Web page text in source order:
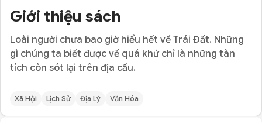
Giới thiệu sách
Loài người chưa bao giờ hiểu hết về Trái Đất. Những
gì chúng ta biết được về quá khứ chỉ là những tàn
tích còn sót lại trên địa cầu.
Xã Hội Lịch Sử Địa Lý Văn Hóa